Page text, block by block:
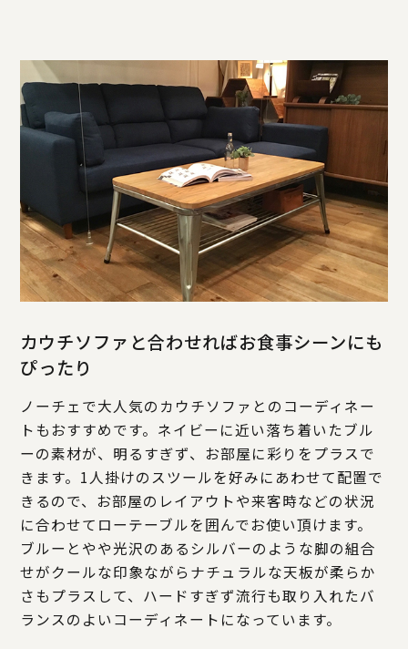
カウチソファと合わせればお食事シーンにも
ぴったり
ノーチェで大人気のカウチソファとのコーディネー
トもおすすめです。ネイビーに近い落ち着いたブル
ーの素材が、明るすぎず、お部屋に彩りをプラスで
きます。1人掛けのスツールを好みにあわせて配置で
きるので、お部屋のレイアウトや来客時などの状況
に合わせてローテーブルを囲んでお使い頂けます。
ブルーとやや光沢のあるシルバーのような脚の組合
せがクールな印象ながらナチュラルな天板が柔らか
さもプラスして、ハードすぎず流行も取り入れたバ
ランスのよいコーディネートになっています。